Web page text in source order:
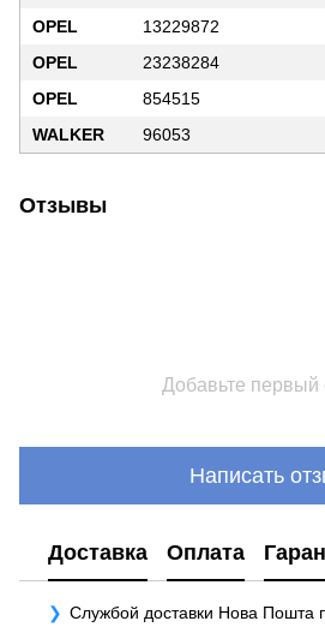
OPEL
13229872
OPEL
23238284
OPEL
854515
WALKER
96053
Отзывы
Добавьте первый
Написать
Доставка Оплата
Службой доставки Нова Пошта